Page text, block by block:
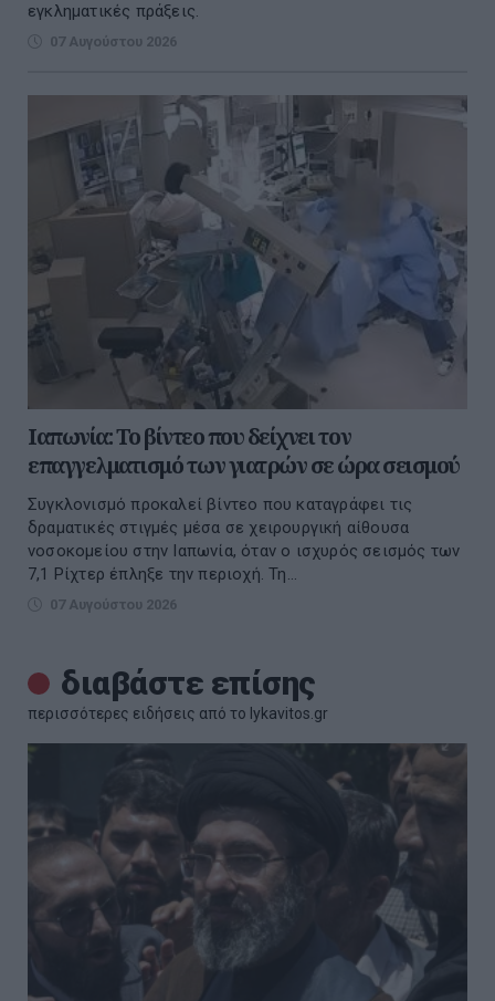
εγκληματικές πράξεις.
07 Αυγούστου 2026
Ιαπωνία: Το βίντεο που δείχνει τον
επαγγελματισμό των γιατρών σε ώρα σεισμού
Συγκλονισμό προκαλεί βίντεο που καταγράφει τις
δραματικές στιγμές μέσα σε χειρουργική αίθουσα
νοσοκομείου στην Ιαπωνία, όταν ο ισχυρός σεισμός των
7,1 Ρίχτερ έπληξε την περιοχή. Τη...
07 Αυγούστου 2026
διαβάστε επίσης
περισσότερες ειδήσεις από το lykavitos.gr